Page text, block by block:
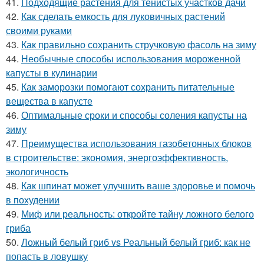
42. Как сделать емкость для луковичных растений
своими руками
43. Как правильно сохранить стручковую фасоль на зиму
44. Необычные способы использования мороженной
капусты в кулинарии
45. Как заморозки помогают сохранить питательные
вещества в капусте
46. Оптимальные сроки и способы соления капусты на
зиму
47. Преимущества использования газобетонных блоков
в строительстве: экономия, энергоэффективность,
экологичность
48. Как шпинат может улучшить ваше здоровье и помочь
в похудении
49. Миф или реальность: откройте тайну ложного белого
гриба
50. Ложный белый гриб vs Реальный белый гриб: как не
попасть в ловушку